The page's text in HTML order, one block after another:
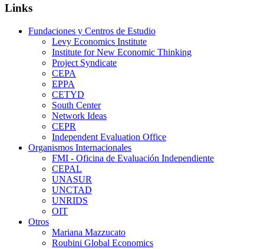
Links
Fundaciones y Centros de Estudio
Levy Economics Institute
Institute for New Economic Thinking
Project Syndicate
CEPA
EPPA
CETYD
South Center
Network Ideas
CEPR
Independent Evaluation Office
Organismos Internacionales
FMI - Oficina de Evaluación Independiente
CEPAL
UNASUR
UNCTAD
UNRIDS
OIT
Otros
Mariana Mazzucato
Roubini Global Economics